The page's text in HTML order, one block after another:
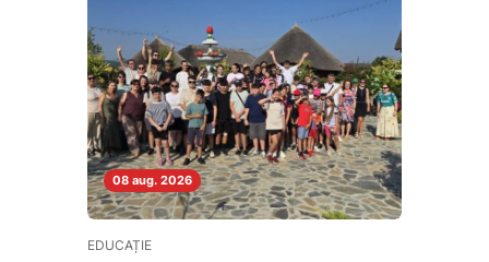
08 aug. 2026
EDUCAȚIE